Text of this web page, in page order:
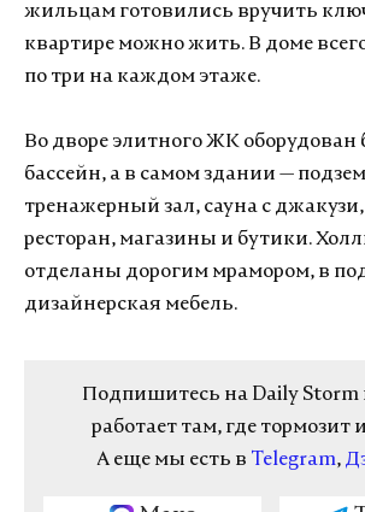
жильцам готовились вручить
квартире можно жить. В доме
по три на каждом этаже.
Во дворе элитного ЖК
бассейн, а в самом здании —
тренажерный зал, сауна с
ресторан, магазины и бутики.
отделаны дорогим мрамором, в
дизайнерская мебель.
Подпишитесь на Daily Storm
работает там, где тормозит
А еще мы есть в Telegram,